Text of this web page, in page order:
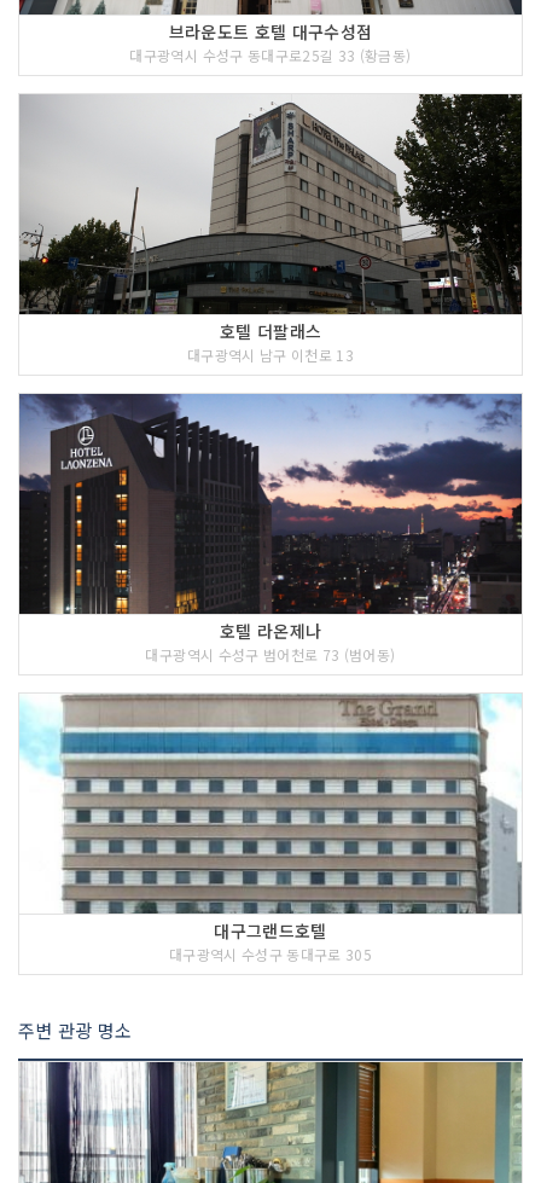
브라운도트 호텔 대구수성점
대구광역시 수성구 동대구로25길 33 (황금동)
호텔 더팔래스
대구광역시 남구 이천로 13
호텔 라온제나
대구광역시 수성구 범어천로 73 (범어동)
대구그랜드호텔
대구광역시 수성구 동대구로 305
주변 관광 명소